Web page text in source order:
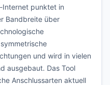
Internet punktet in
Bandbreite über
und wird in vielen
ausgebaut. Das Tool
Anschlussarten aktuell